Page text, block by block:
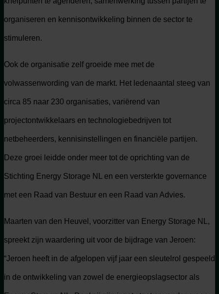
organiseren en kennisontwikkeling binnen de sector te
stimuleren.
Ook de organisatie zelf groeide mee met de
volwassenwording van de markt. Het ledenaantal steeg van
circa 85 naar 230 organisaties, variërend van
projectontwikkelaars en technologiebedrijven tot
netbeheerders, kennisinstellingen en financiële partijen.
Deze groei leidde onder meer tot de oprichting van de
Stichting Energy Storage NL en een versterkte governance
met een Raad van Bestuur en een Raad van Advies.
Maarten van den Heuvel, voorzitter van Energy Storage NL,
spreekt zijn waardering uit voor de bijdrage van Jeroen:
“Jeroen heeft in de afgelopen vijf jaar een sleutelrol gespeeld
in de ontwikkeling van zowel de energieopslagsector als